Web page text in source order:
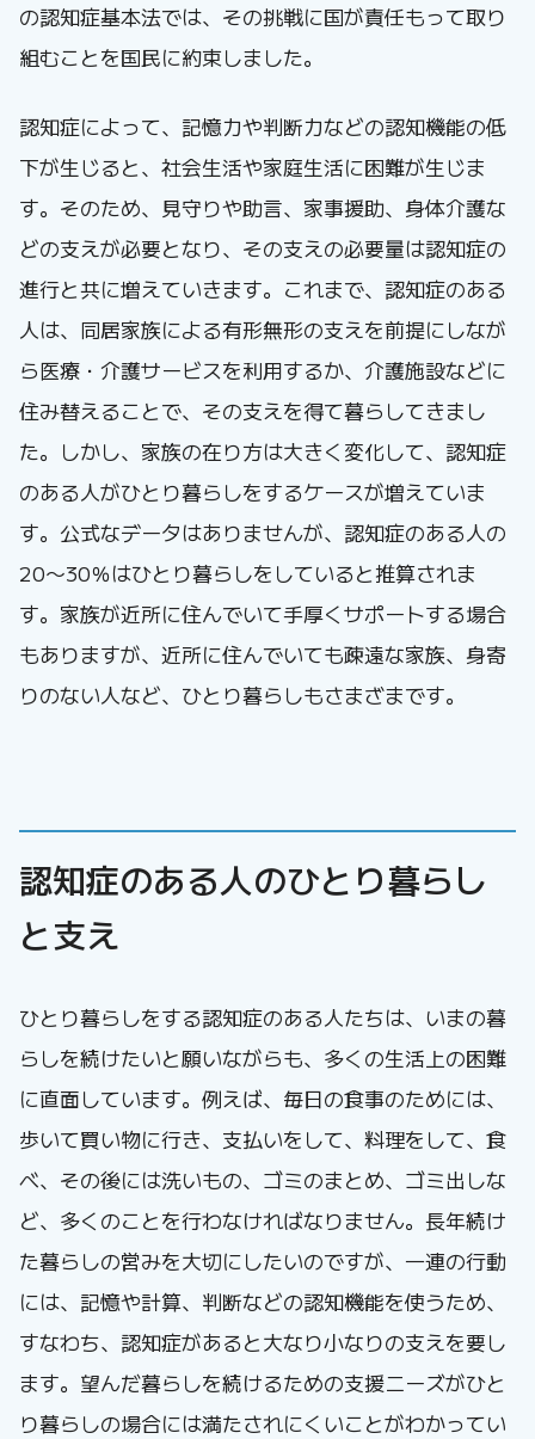
の認知症基本法では、その挑戦に国が責任もって取り
組むことを国民に約束しました。
認知症によって、記憶力や判断力などの認知機能の低
下が生じると、社会生活や家庭生活に困難が生じま
す。そのため、見守りや助言、家事援助、身体介護な
どの支えが必要となり、その支えの必要量は認知症の
進行と共に増えていきます。これまで、認知症のある
人は、同居家族による有形無形の支えを前提にしなが
ら医療・介護サービスを利用するか、介護施設などに
住み替えることで、その支えを得て暮らしてきまし
た。しかし、家族の在り方は大きく変化して、認知症
のある人がひとり暮らしをするケースが増えていま
す。公式なデータはありませんが、認知症のある人の
20〜30％はひとり暮らしをしていると推算されま
す。家族が近所に住んでいて手厚くサポートする場合
もありますが、近所に住んでいても疎遠な家族、身寄
りのない人など、ひとり暮らしもさまざまです。
認知症のある人のひとり暮らし
と支え
ひとり暮らしをする認知症のある人たちは、いまの暮
らしを続けたいと願いながらも、多くの生活上の困難
に直面しています。例えば、毎日の食事のためには、
歩いて買い物に行き、支払いをして、料理をして、食
べ、その後には洗いもの、ゴミのまとめ、ゴミ出しな
ど、多くのことを行わなければなりません。長年続け
た暮らしの営みを大切にしたいのですが、一連の行動
には、記憶や計算、判断などの認知機能を使うため、
すなわち、認知症があると大なり小なりの支えを要し
ます。望んだ暮らしを続けるための支援ニーズがひと
り暮らしの場合には満たされにくいことがわかってい